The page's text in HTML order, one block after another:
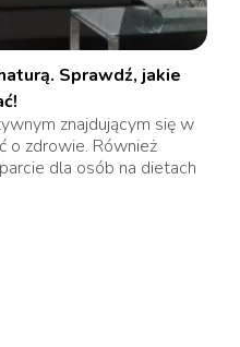
Sprawdź, jakie
znajdującym się w
o zdrowie. Również
dla osób na dietach